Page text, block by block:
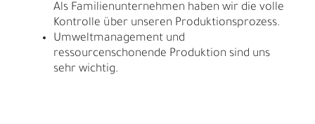
Als Familienunternehmen haben wir die volle
Kontrolle über unseren Produktionsprozess.
Umweltmanagement und
ressourcenschonende Produktion sind uns
sehr wichtig.